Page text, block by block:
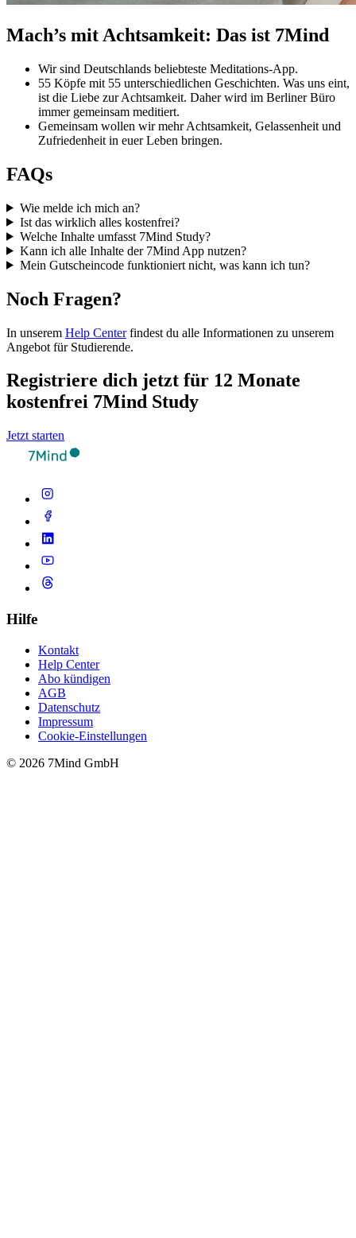
Mach’s mit Achtsamkeit: Das ist 7Mind
Wir sind Deutschlands beliebteste Meditations-App.
55 Köpfe mit 55 unterschiedlichen Geschichten. Was uns eint,
ist die Liebe zur Achtsamkeit. Daher wird im Berliner Büro
immer gemeinsam meditiert.
Gemeinsam wollen wir mehr Achtsamkeit, Gelassenheit und
Zufriedenheit in euer Leben bringen.
FAQs
Wie melde ich mich an?
Ist das wirklich alles kostenfrei?
Welche Inhalte umfasst 7Mind Study?
Kann ich alle Inhalte der 7Mind App nutzen?
Mein Gutscheincode funktioniert nicht, was kann ich tun?
Noch Fragen?
In unserem Help Centerfindest du alle Informationen zu unserem
Angebot für Studierende.
Registriere dich jetzt für 12 Monate
kostenfrei 7Mind Study
Jetzt starten
Hilfe
Kontakt
Help Center
Abo kündigen
AGB
Datenschutz
Impressum
Cookie-Einstellungen
© 2026 7Mind GmbH